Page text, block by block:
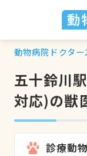
動物病院ドクタ
五十鈴川
対応)の獣
診療動物